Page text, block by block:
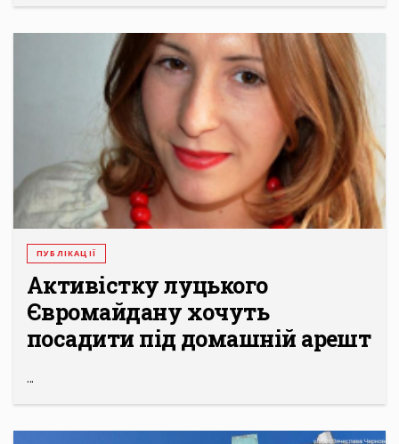
ПУБЛІКАЦІЇ
Активістку луцького
Євромайдану хочуть
посадити під домашній арешт
...